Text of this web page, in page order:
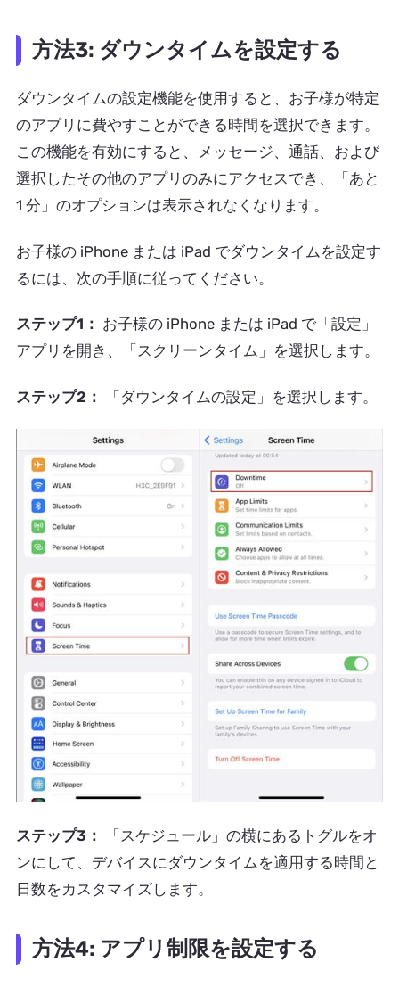
方法3: ダウンタイムを設定する
ダウンタイムの設定機能を使用すると、お子様が特定
のアプリに費やすことができる時間を選択できます。
この機能を有効にすると、メッセージ、通話、および
選択したその他のアプリのみにアクセスでき、「あと
1 分」のオプションは表示されなくなります。
お子様の iPhone または iPad でダウンタイムを設定す
るには、次の手順に従ってください。
ステップ1： お子様の iPhone または iPad で「設定」
アプリを開き、「スクリーンタイム」を選択します。
ステップ2： 「ダウンタイムの設定」を選択します。
ステップ3：
「スケジュール」の横にあるトグルをオ
ンにして、デバイスにダウンタイムを適用する時間と
日数をカスタマイズします。
方法4: アプリ制限を設定する